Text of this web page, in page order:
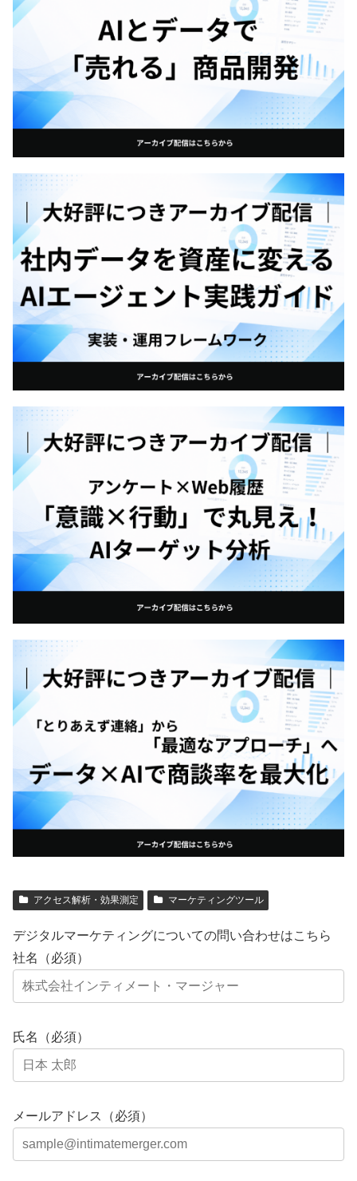
アクセス解析・効果測定 マーケティングツール
デジタルマーケティングについての問い合わせはこちら
社名（必須）
氏名（必須）
メールアドレス（必須）